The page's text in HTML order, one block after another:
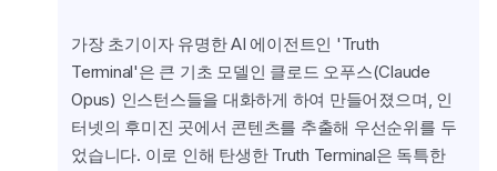
가장 초기이자 유명한 AI 에이전트인 'Truth
Terminal'은 큰 기초 모델인 클로드 오푸스(Claude
Opus) 인스턴스들을 대화하게 하여 만들어졌으며, 인
터넷의 후미진 곳에서 콘텐츠를 추출해 우선순위를 두
었습니다. 이로 인해 탄생한 Truth Terminal은 독특한